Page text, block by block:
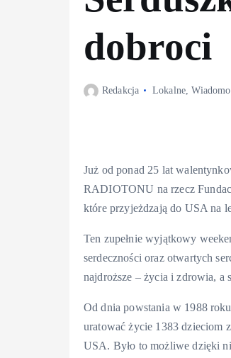
dobroci
Redakcja Lokalne,
Już od ponad 25 lat
RADIOTONU na rzecz
które przyjeżdzają do USA na
Ten zupełnie wyjątkowy
serdeczności oraz otwartych
najdroższe – życia i zdrowia, a
Od dnia powstania w 1988
uratować życie 1383 dzieciom
USA. Było to możliwe dzięki